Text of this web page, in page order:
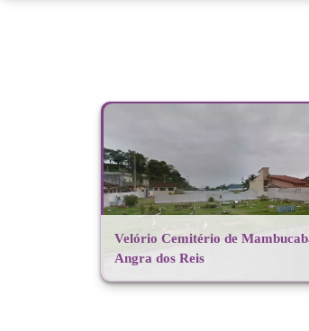
Velório Cemitério de
Angra dos Reis